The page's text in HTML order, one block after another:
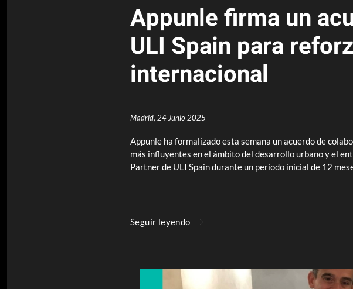
Appunle firma un
ULI Spain para
internacional
Madrid, 24 Junio 2025
Appunle ha formalizado esta semana un acuerdo de
más influyentes en el ámbito del desarrollo urbano y el
Partner de ULI Spain durante un periodo inicial de 12
Seguir leyendo